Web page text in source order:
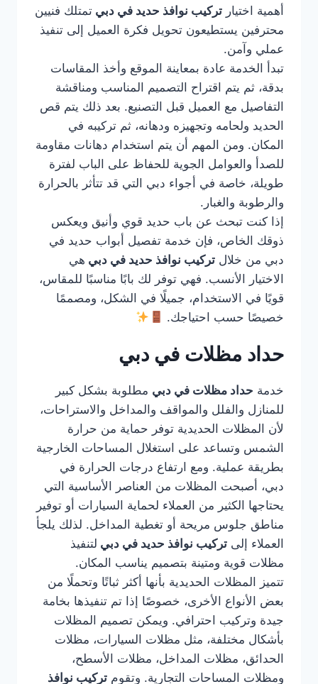
أهمية اختيار تركيب نوافذ حديد في دبي تمتلك فنيين
محترفين يستطيعون تحويل فكرة العميل إلى تنفيذ
عملي وآمن.
تبدأ الخدمة عادة بمعاينة الموقع وأخذ المقاسات
بدقة، ثم يتم اقتراح التصميم المناسب ومناقشة
التفاصيل مع العميل قبل التصنيع. بعد ذلك يتم قص
الحديد ولحامه وتجهيزه ودهانه، ثم تركيبه في
المكان. ومن المهم أن يتم استخدام دهانات مقاومة
للصدأ والعوامل الجوية للحفاظ على الباب لفترة
طويلة، خاصة في أجواء دبي التي قد تتأثر بالحرارة
والرطوبة والغبار.
إذا كنت تبحث عن باب حديد قوي وأنيق ويعكس
ذوقك الخاص، فإن خدمة تفصيل أبواب حديد في
دبي من خلال تركيب نوافذ حديد في دبي هي
الاختيار الأنسب. فهي توفر لك بابًا مناسبًا للمقاس،
قويًا في الاستخدام، جميلًا في الشكل، ومصممًا
خصيصًا حسب احتياجك.
حداد مظلات في دبي
خدمة حداد مظلات في دبي مطلوبة بشكل كبير
للمنازل والفلل والمواقف والمداخل والاستراحات،
لأن المظلات الحديدية توفر حماية من حرارة
الشمس وتساعد على استغلال المساحات الخارجية
بطريقة عملية. ومع ارتفاع درجات الحرارة في
دبي، أصبحت المظلات من العناصر الأساسية التي
يحتاجها الكثير من العملاء لحماية السيارات أو توفير
مناطق جلوس مريحة أو تغطية المداخل. لذلك يلجأ
العملاء إلى تركيب نوافذ حديد في دبي لتنفيذ
مظلات قوية ومتينة بتصميم يناسب المكان.
تتميز المظلات الحديدية بأنها أكثر ثباتًا وتحملًا من
بعض الأنواع الأخرى، خصوصًا إذا تم تنفيذها بخامة
جيدة وتركيب احترافي. ويمكن تصميم المظلات
بأشكال مختلفة، مثل مظلات السيارات، مظلات
الحدائق، مظلات المداخل، مظلات الأسطح،
ومظلات المساحات التجارية. وتقوم تركيب نوافذ